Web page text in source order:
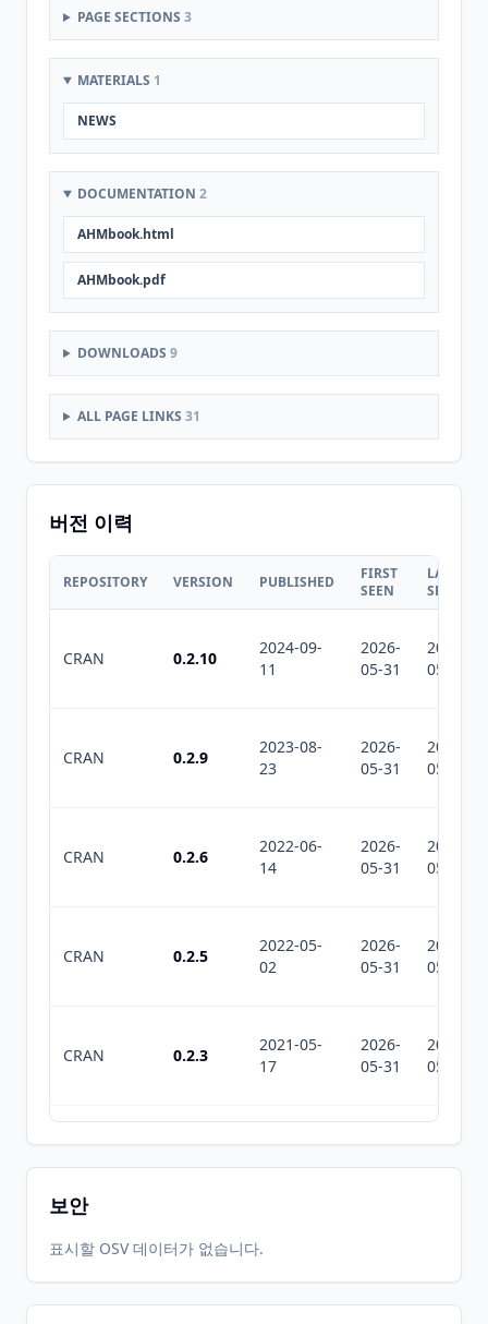
PAGE SECTIONS 3
MATERIALS 1
NEWS
DOCUMENTATION 2
AHMbook.html
AHMbook.pdf
DOWNLOADS 9
ALL PAGE LINKS 31
버전 이력
REPOSITORY VERSION PUBLISHED
FIRST
SEEN
LAST
SEEN
CRAN 0.2.10
2024-09-
11
2026-
05-31
2026-
05-31
CRAN 0.2.9
2023-08-
23
2026-
05-31
2026-
05-31
CRAN 0.2.6
2022-06-
14
2026-
05-31
2026-
05-31
CRAN 0.2.5
2022-05-
02
2026-
05-31
2026-
05-31
CRAN 0.2.3
2021-05-
17
2026-
05-31
2026-
05-31
2020-10-
26
2026-
05-31
2026-
05-31
CRAN 0.2.0
보안
표시할 OSV 데이터가 없습니다.